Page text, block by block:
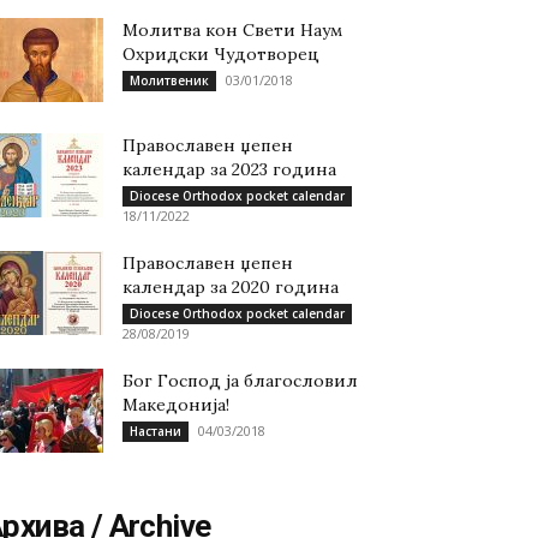
Молитва кон Свети Наум
Охридски Чудотворец
Молитвеник 03/01/2018
Православен џепен
календар за 2023 година
Diocese Orthodox pocket calendar
18/11/2022
Православен џепен
календар за 2020 година
Diocese Orthodox pocket calendar
28/08/2019
Бог Господ ја благословил
Македонија!
Настани 04/03/2018
/ Archive